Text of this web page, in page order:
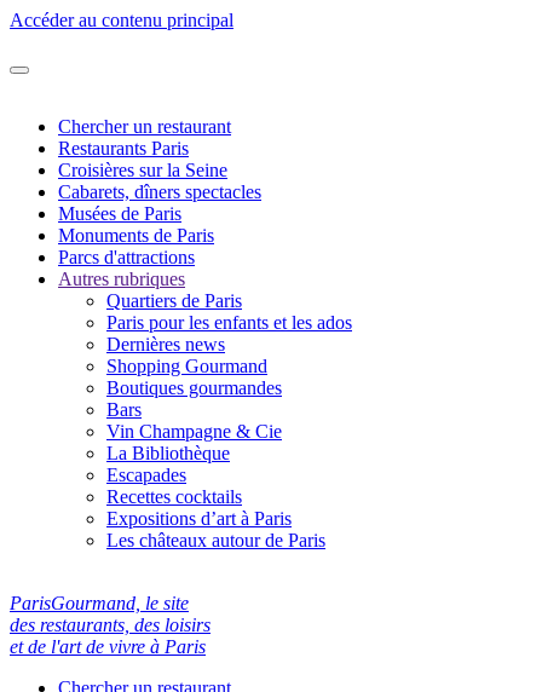
Accéder au contenu principal
Chercher un restaurant
Restaurants Paris
Croisières sur la Seine
Cabarets, dîners spectacles
Musées de Paris
Monuments de Paris
Parcs d'attractions
Autres rubriques
Quartiers de Paris
Paris pour les enfants et les ados
Dernières news
Shopping Gourmand
Boutiques gourmandes
Bars
Vin Champagne & Cie
La Bibliothèque
Escapades
Recettes cocktails
Expositions d’art à Paris
Les châteaux autour de Paris
ParisGourmand, le site
des restaurants, des loisirs
et de l'art de vivre à Paris
Chercher un restaurant